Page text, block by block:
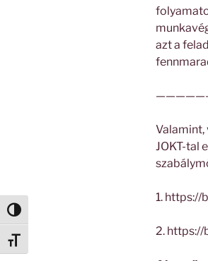
Nagy kontraszt váltása
Betűméret váltása
azt a
Valamint,
JOKT-tal
1. https://
2.